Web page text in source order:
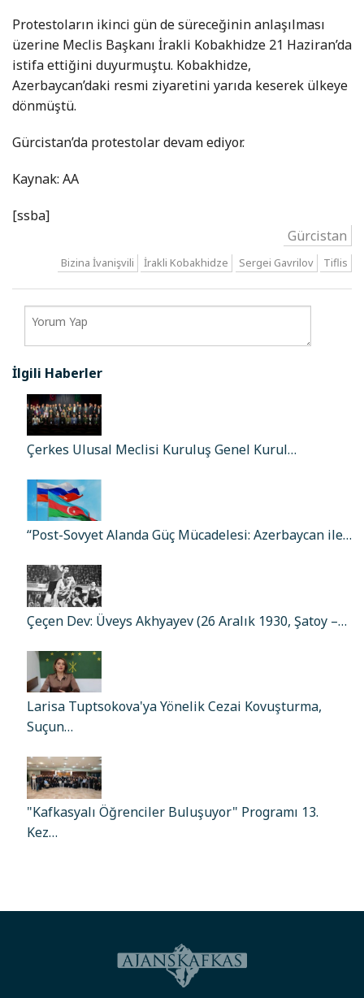
Protestoların ikinci gün de süreceğinin anlaşılması
üzerine Meclis Başkanı İrakli Kobakhidze 21 Haziran’da
istifa ettiğini duyurmuştu. Kobakhidze,
Azerbaycan’daki resmi ziyaretini yarıda keserek ülkeye
dönmüştü.
Gürcistan’da protestolar devam ediyor.
Kaynak: AA
[ssba]
Gürcistan
Bizina İvanişvili İrakli Kobakhidze Sergei Gavrilov Tiflis
İlgili Haberler
Çerkes Ulusal Meclisi Kuruluş Genel Kurul…
“Post-Sovyet Alanda Güç Mücadelesi: Azerbaycan ile…
Çeçen Dev: Üveys Akhyayev (26 Aralık 1930, Şatoy –…
Larisa Tuptsokova'ya Yönelik Cezai Kovuşturma,
Suçun…
"Kafkasyalı Öğrenciler Buluşuyor" Programı 13.
Kez…